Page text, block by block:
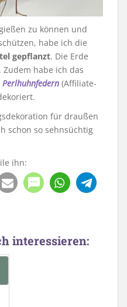
zu können und
habe ich die
gepflanzt. Die Erde
. Zudem habe ich das
Perlhuhnfedern (Affiliate-
für draußen
schon so sehnsüchtig
ihn:
interessieren: